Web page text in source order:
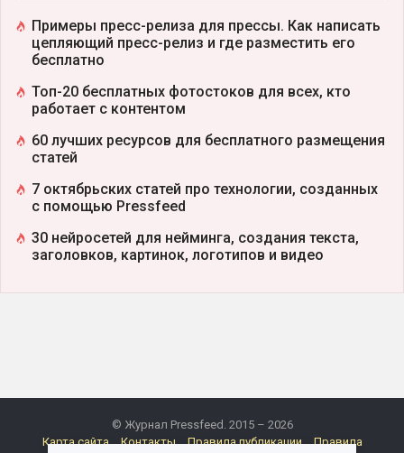
Примеры пресс-релиза для прессы. Как написать
цепляющий пресс-релиз и где разместить его
бесплатно
Топ-20 бесплатных фотостоков для всех, кто
работает с контентом
60 лучших ресурсов для бесплатного размещения
статей
7 октябрьских статей про технологии, созданных
с помощью Pressfeed
30 нейросетей для нейминга, создания текста,
заголовков, картинок, логотипов и видео
© Журнал Pressfeed. 2015 – 2026
Карта сайта
Контакты Правила публикации
Правила